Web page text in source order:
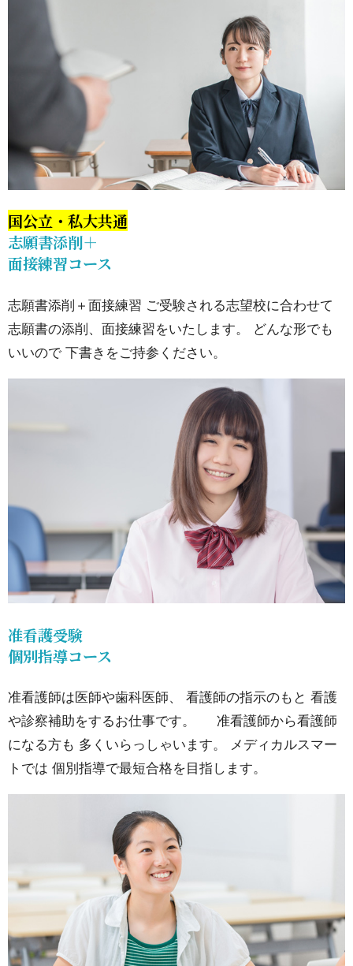
さい
医療
系学
験の
個別
指導
13.1.
科目
は？
14.
メデ
ィカ
ルス
トに
つい
て
15.
マー
15.1.
国公立・私大共通
志願書添削＋
面接練習コース
志願書添削＋面接練習 ご受験される志望校に合わせて
志願書の添削、面接練習をいたします。 どんな形でも
いいので 下書きをご持参ください。
准看護受験
個別指導コース
准看護師は医師や歯科医師、 看護師の指示のもと 看護
や診察補助をするお仕事です。 准看護師から看護師
になる方も 多くいらっしゃいます。 メディカルスマー
トでは 個別指導で最短合格を目指します。